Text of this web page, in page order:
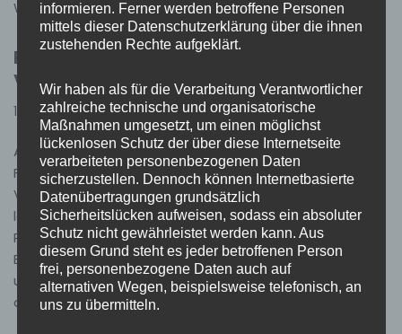
Wahl…Weiterlesen »
Feuerwehrübung bei den
Volksschauspielen
16. November 2025 Allgemein
Am Samstag, den 08.11.2025, fand unsere turnusmäßige
Feuerwehrübung auf dem Gelände der
Volksschauspiele Ötigheim statt. Die Übungsannahme
lautete „Gebäudebrand mit mehreren vermissten
Personen“. Bereits beim Eintreffen der ersten
Einsatzkräfte war deutlich erkennbar, dass Flammen
und Rauch aus dem oberen Geschoss des Gebäudes
austraten. Der Gruppenführer…
informieren. Ferner werden betroffene Personen
mittels dieser Datenschutzerklärung über die ihnen
zustehenden Rechte aufgeklärt.
Wir haben als für die Verarbeitung Verantwortlicher
zahlreiche technische und organisatorische
Maßnahmen umgesetzt, um einen möglichst
lückenlosen Schutz der über diese Internetseite
verarbeiteten personenbezogenen Daten
sicherzustellen. Dennoch können Internetbasierte
Datenübertragungen grundsätzlich
Sicherheitslücken aufweisen, sodass ein absoluter
Schutz nicht gewährleistet werden kann. Aus
diesem Grund steht es jeder betroffenen Person
frei, personenbezogene Daten auch auf
alternativen Wegen, beispielsweise telefonisch, an
uns zu übermitteln.